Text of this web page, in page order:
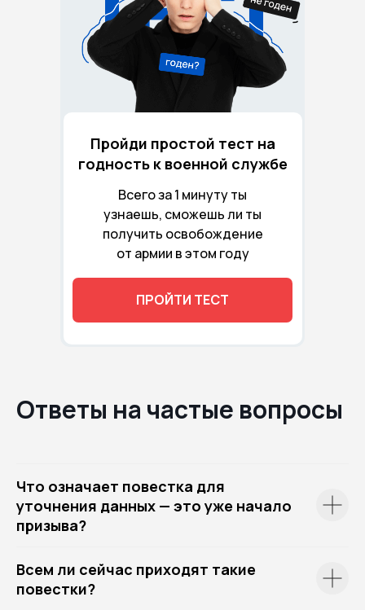
Всего за 1 минуту ты
узнаешь, сможешь ли ты
получить освобождение
от армии в этом году
Пройди простой тест на
годность к военной службе
ПРОЙТИ ТЕСТ
Ответы на частые вопросы
Что означает повестка для
уточнения данных — это уже начало
призыва?
Всем ли сейчас приходят такие
повестки?